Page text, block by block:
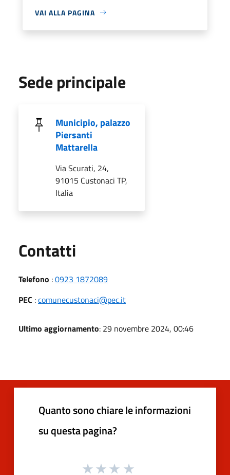
VAI ALLA PAGINA
Sede principale
Municipio, palazzo
Piersanti
Mattarella
Via Scurati, 24,
91015 Custonaci TP,
Italia
Contatti
Telefono :0923 1872089
PEC :comunecustonaci@pec.it
Ultimo aggiornamento: 29 novembre 2024, 00:46
Quanto sono chiare le informazioni
su questa pagina?